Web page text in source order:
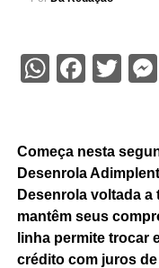
Começa nesta
Desenrola
Desenrola voltada
mantêm seus
linha permite trocar
crédito com juros de